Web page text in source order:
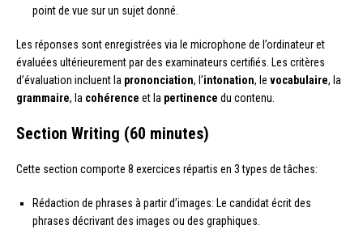
point de vue sur un sujet donné.
Les réponses sont enregistrées via le microphone de l’ordinateur et
évaluées ultérieurement par des examinateurs certifiés. Les critères
d’évaluation incluent la prononciation, l’intonation, le vocabulaire, la
grammaire, la cohérence et la pertinence du contenu.
Section Writing (60 minutes)
Cette section comporte 8 exercices répartis en 3 types de tâches:
Rédaction de phrases à partir d’images: Le candidat écrit des
phrases décrivant des images ou des graphiques.